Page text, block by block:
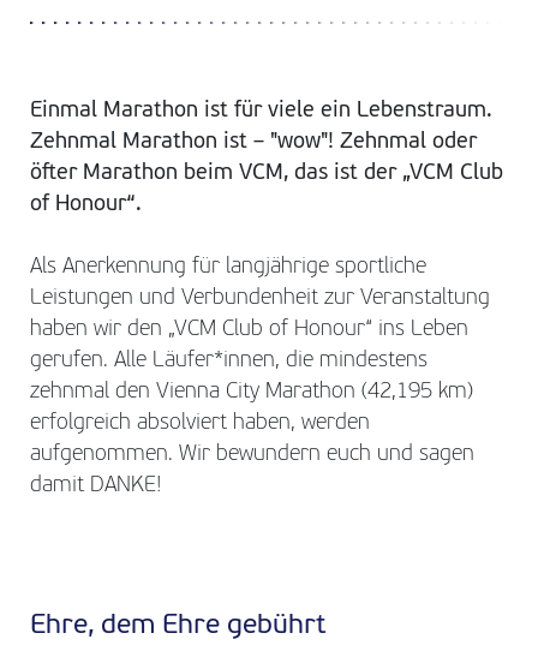
Einmal Marathon ist für viele ein Lebenstraum.
Zehnmal Marathon ist – "wow"! Zehnmal oder
öfter Marathon beim VCM, das ist der „VCM Club
of Honour“.
Als Anerkennung für langjährige sportliche
Leistungen und Verbundenheit zur Veranstaltung
haben wir den „VCM Club of Honour“ ins Leben
gerufen. Alle Läufer*innen, die mindestens
zehnmal den Vienna City Marathon (42,195 km)
erfolgreich absolviert haben, werden
aufgenommen. Wir bewundern euch und sagen
damit DANKE!
Ehre, dem Ehre gebührt